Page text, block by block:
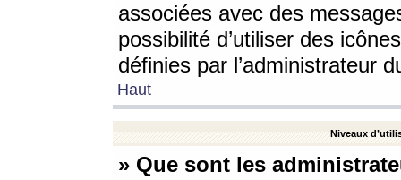
associées avec des
possibilité d’utiliser des
définies par l’administrateur
Haut
Niveaux
» Que sont les